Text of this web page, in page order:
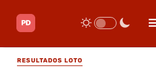
RESULTADOS LOTO